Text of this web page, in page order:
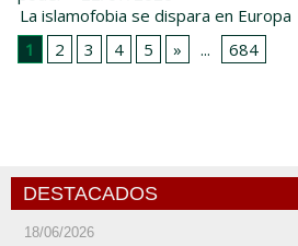
La islamofobia se dispara en Europa
1
2 3 4 5 » ... 684
DESTACADOS
18/06/2026